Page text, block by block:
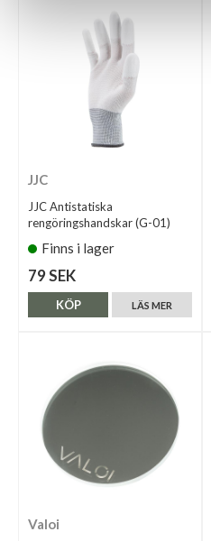
JJC
JJC Antistatiska
rengöringshandskar (G-01)
Finns i lager
79 SEK
LÄS MER
KÖP
Valoi